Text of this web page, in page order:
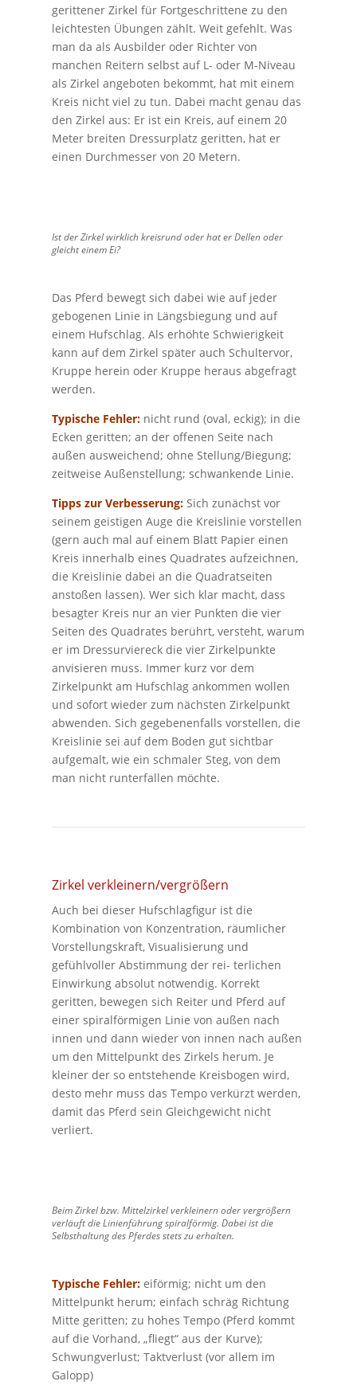
gerittener Zirkel für Fortgeschrittene zu den
leichtesten Übungen zählt. Weit gefehlt. Was
man da als Ausbilder oder Richter von
manchen Reitern selbst auf L- oder M-Niveau
als Zirkel angeboten bekommt, hat mit einem
Kreis nicht viel zu tun. Dabei macht genau das
den Zirkel aus: Er ist ein Kreis, auf einem 20
Meter breiten Dressurplatz geritten, hat er
einen Durchmesser von 20 Metern.
Ist der Zirkel wirklich kreisrund oder hat er Dellen oder
gleicht einem Ei?
Das Pferd bewegt sich dabei wie auf jeder
gebogenen Linie in Längsbiegung und auf
einem Hufschlag. Als erhöhte Schwierigkeit
kann auf dem Zirkel später auch Schultervor,
Kruppe herein oder Kruppe heraus abgefragt
werden.
Typische Fehler:nicht rund (oval, eckig); in die
Ecken geritten; an der offenen Seite nach
außen ausweichend; ohne Stellung/Biegung;
zeitweise Außenstellung; schwankende Linie.
Tipps zur Verbesserung:Sich zunächst vor
seinem geistigen Auge die Kreislinie vorstellen
(gern auch mal auf einem Blatt Papier einen
Kreis innerhalb eines Quadrates aufzeichnen,
die Kreislinie dabei an die Quadratseiten
anstoßen lassen). Wer sich klar macht, dass
besagter Kreis nur an vier Punkten die vier
Seiten des Quadrates berührt, versteht, warum
er im Dressurviereck die vier Zirkelpunkte
anvisieren muss. Immer kurz vor dem
Zirkelpunkt am Hufschlag ankommen wollen
und sofort wieder zum nächsten Zirkelpunkt
abwenden. Sich gegebenenfalls vorstellen, die
Kreislinie sei auf dem Boden gut sichtbar
aufgemalt, wie ein schmaler Steg, von dem
man nicht runterfallen möchte.
Zirkel verkleinern/vergrößern
Auch bei dieser Hufschlagfigur ist die
Kombination von Konzentration, räumlicher
Vorstellungskraft, Visualisierung und
gefühlvoller Abstimmung der rei- terlichen
Einwirkung absolut notwendig. Korrekt
geritten, bewegen sich Reiter und Pferd auf
einer spiralförmigen Linie von außen nach
innen und dann wieder von innen nach außen
um den Mittelpunkt des Zirkels herum. Je
kleiner der so entstehende Kreisbogen wird,
desto mehr muss das Tempo verkürzt werden,
damit das Pferd sein Gleichgewicht nicht
verliert.
Beim Zirkel bzw. Mittelzirkel verkleinern oder vergrößern
verläuft die Linienführung spiralförmig. Dabei ist die
Selbsthaltung des Pferdes stets zu erhalten.
Typische Fehler:eiförmig; nicht um den
Mittelpunkt herum; einfach schräg Richtung
Mitte geritten; zu hohes Tempo (Pferd kommt
auf die Vorhand, „fliegt“ aus der Kurve);
Schwungverlust; Taktverlust (vor allem im
Galopp)